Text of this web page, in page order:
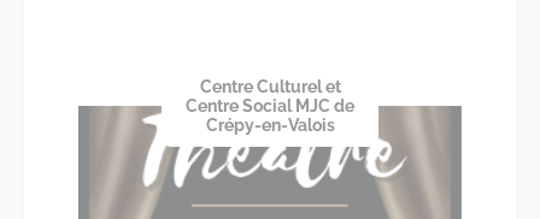
Centre Culturel et
Centre Social MJC de
Crépy-en-Valois